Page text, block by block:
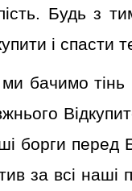
Будь з
і спасти
бачимо тінь
борги перед
за всі наші